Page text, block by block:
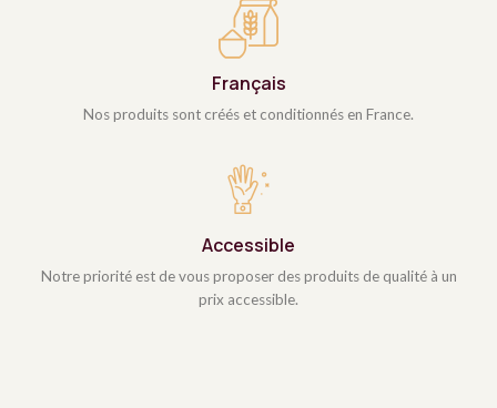
Français
Nos produits sont créés et conditionnés en France.
Accessible
Notre priorité est de vous proposer des produits de qualité à un
prix accessible.